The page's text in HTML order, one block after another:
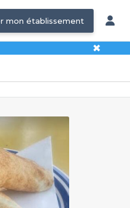
mon établissement
✖